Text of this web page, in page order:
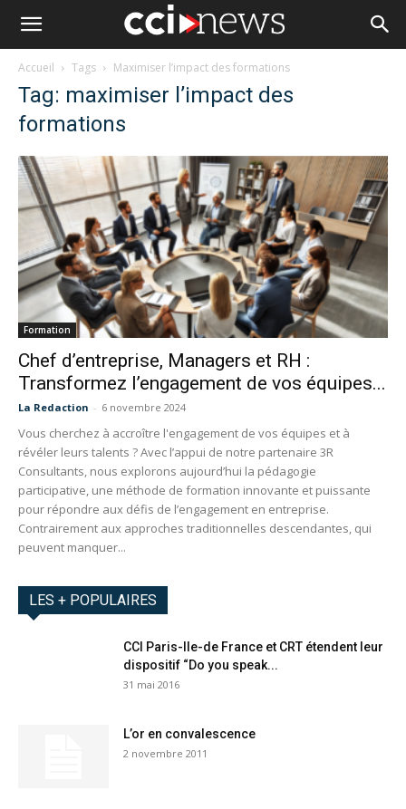
Accueil Tags Maximiser l’impact des formations
Tag: maximiser l’impact des
formations
Formation
Chef d’entreprise, Managers et RH :
Transformez l’engagement de vos équipes...
La Redaction - 6 novembre 2024
Vous cherchez à accroître l'engagement de vos équipes et à
révéler leurs talents ? Avec l’appui de notre partenaire 3R
Consultants, nous explorons aujourd’hui la pédagogie
participative, une méthode de formation innovante et puissante
pour répondre aux défis de l’engagement en entreprise.
Contrairement aux approches traditionnelles descendantes, qui
peuvent manquer...
LES + POPULAIRES
CCI Paris-Ile-de France et CRT étendent leur
dispositif “Do you speak...
31 mai 2016
L’or en convalescence
2 novembre 2011